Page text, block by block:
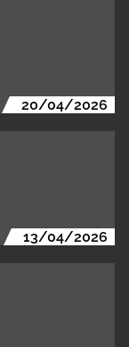
20/04/2026
13/04/2026